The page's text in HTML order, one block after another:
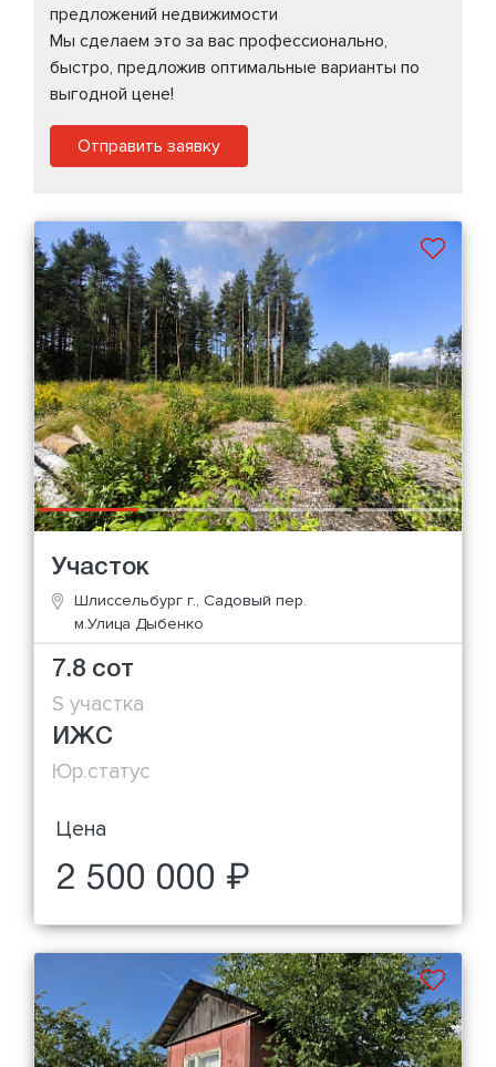
предложений недвижимости
Мы сделаем это за вас профессионально,
быстро, предложив оптимальные варианты по
выгодной цене!
Отправить заявку
Участок
Шлиссельбург г., Садовый пер.
м.Улица Дыбенко
7.8 сот
S участка
ИЖС
Юр.статус
Цена
2 500 000 ₽